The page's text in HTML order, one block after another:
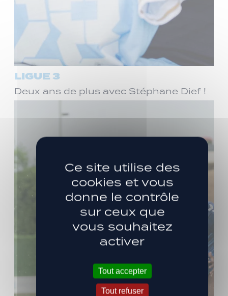
LIGUE 3
Deux ans de plus avec Stéphane Dief !
Ce site utilise des
cookies et vous
donne le contrôle
sur ceux que
vous souhaitez
activer
Tout accepter
Tout refuser